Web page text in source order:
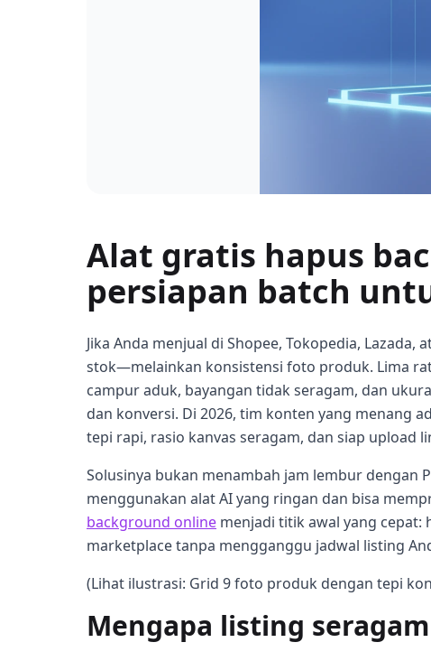
Alat gratis hapus
persiapan batch
Jika Anda menjual di Shopee, Tokopedia,
stok—melainkan konsistensi foto produk. Lima
campur aduk, bayangan tidak seragam, dan
dan konversi. Di 2026, tim konten yang menang
tepi rapi, rasio kanvas seragam, dan siap upload
Solusinya bukan menambah jam lembur dengan
menggunakan alat AI yang ringan dan bisa
background online menjadi titik awal yang cepat:
marketplace tanpa mengganggu jadwal listing
(Lihat ilustrasi: Grid 9 foto produk dengan tepi
Mengapa listing